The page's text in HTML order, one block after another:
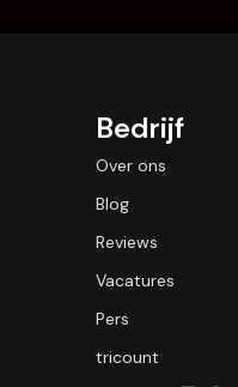
Bedrijf
Over ons
Blog
Reviews
Vacatures
Pers
tricount